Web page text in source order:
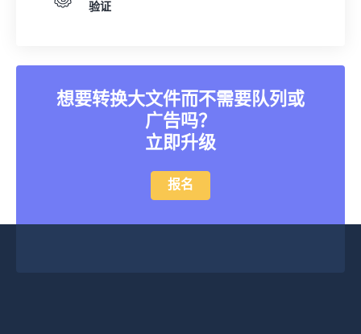
验证
想要转换大文件而不需要队列或
广告吗？
立即升级
报名